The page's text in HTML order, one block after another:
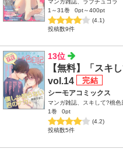
1～31巻
0pt～400pt
(4.1)
投稿数9件
13位
【無料】「スキ
vol.14
シーモアコミックス
マンガ雑誌、スキして?桃色
1巻
0pt
(4.2)
投稿数5件